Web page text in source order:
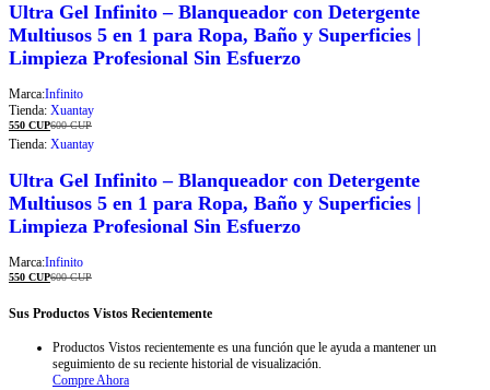
Ultra Gel Infinito – Blanqueador con Detergente
Multiusos 5 en 1 para Ropa, Baño y Superficies |
Limpieza Profesional Sin Esfuerzo
Marca:Infinito
Tienda: Xuantay
550 CUP600CUP
Tienda: Xuantay
Ultra Gel Infinito – Blanqueador con Detergente
Multiusos 5 en 1 para Ropa, Baño y Superficies |
Limpieza Profesional Sin Esfuerzo
Marca:Infinito
550 CUP600CUP
Sus Productos Vistos Recientemente
Productos Vistos recientemente es una función que le ayuda a mantener un
seguimiento de su reciente historial de visualización.
Compre Ahora